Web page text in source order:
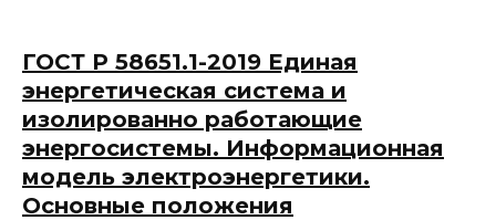
ГОСТ Р 58651.1-2019 Единая
энергетическая система и
изолированно работающие
энергосистемы. Информационная
модель электроэнергетики.
Основные положения